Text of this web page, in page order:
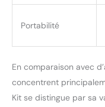
Portabilité
En comparaison avec
concentrent
Kit se distingue par sa